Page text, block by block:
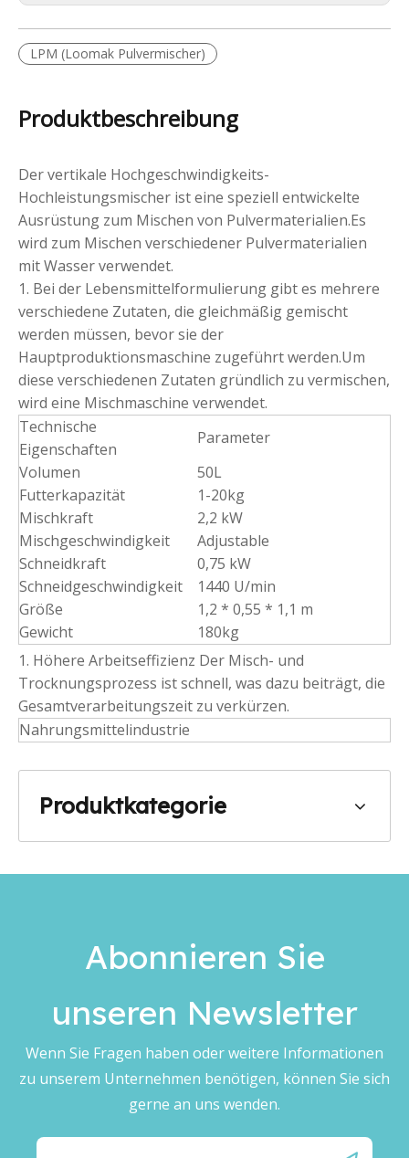
LPM (Loomak Pulvermischer)
Produktbeschreibung
Der vertikale Hochgeschwindigkeits-
Hochleistungsmischer ist eine speziell entwickelte
Ausrüstung zum Mischen von Pulvermaterialien.Es
wird zum Mischen verschiedener Pulvermaterialien
mit Wasser verwendet.
1. Bei der Lebensmittelformulierung gibt es mehrere
verschiedene Zutaten, die gleichmäßig gemischt
werden müssen, bevor sie der
Hauptproduktionsmaschine zugeführt werden.Um
diese verschiedenen Zutaten gründlich zu vermischen,
wird eine Mischmaschine verwendet.
Technische
Eigenschaften
Parameter
Volumen
50L
Futterkapazität
1-20kg
Mischkraft
2,2 kW
Mischgeschwindigkeit
Adjustable
Schneidkraft
0,75 kW
Schneidgeschwindigkeit
1440 U/min
Größe
1,2 * 0,55 * 1,1 m
Gewicht
180kg
1. Höhere Arbeitseffizienz Der Misch- und
Trocknungsprozess ist schnell, was dazu beiträgt, die
Gesamtverarbeitungszeit zu verkürzen.
Nahrungsmittelindustrie
Produktkategorie
Abonnieren Sie
unseren Newsletter
Wenn Sie Fragen haben oder weitere Informationen
zu unserem Unternehmen benötigen, können Sie sich
gerne an uns wenden.